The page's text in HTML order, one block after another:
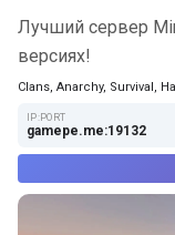
Лучший сервер
версиях!
Clans, Anarchy, Survival,
IP:PORT
gamepe.me:19132